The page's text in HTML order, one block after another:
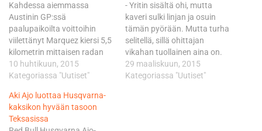
Kahdessa aiemmassa
Austinin GP:ssä
paalupaikoilta voittoihin
viilettänyt Marquez kiersi 5,5
kilometrin mittaisen radan
perjantain jälkimmäisellä
jaksolla lukemin 2.04,835. Se
0,327 sekunnin erolla kärkeä
LCR-tiimin Hondalla
hämmentäneeseen Cal
10 huhtikuun, 2015
Kategoriassa "Uutiset"
- Yritin sisältä ohi, mutta
kaveri sulki linjan ja osuin
tämän pyörään. Mutta turha
selitellä, sillä ohittajan
vikahan tuollainen aina on.
Ei auta muuta ottaa opiksi
virheestä ja poimia täältä
29 maaliskuun, 2015
Kategoriassa "Uutiset"
Aki Ajo luottaa Husqvarna-
kaksikon hyvään tasoon
Teksasissa